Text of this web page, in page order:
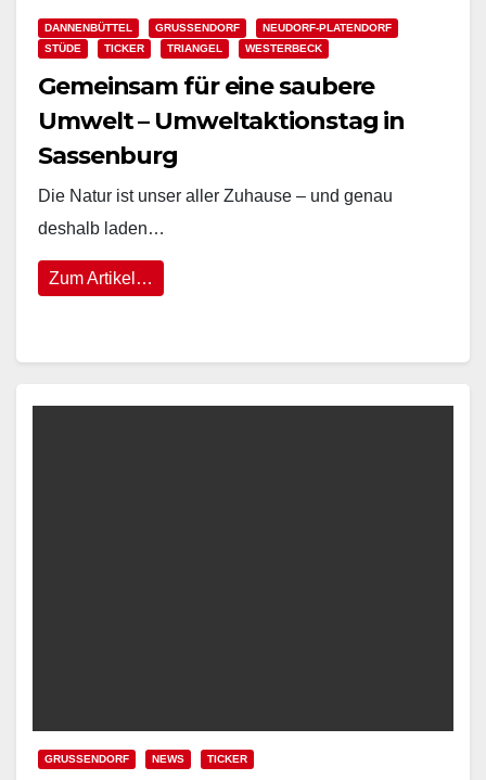
DANNENBÜTTEL GRUSSENDORF
NEUDORF-PLATENDORF
STÜDE
TICKER TRIANGEL WESTERBECK
Gemeinsam für eine saubere
Umwelt – Umweltaktionstag in
Sassenburg
Die Natur ist unser aller Zuhause – und genau
deshalb laden…
Zum Artikel…
GRUSSENDORF NEWS TICKER